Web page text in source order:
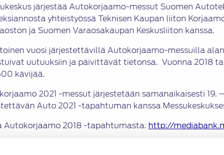
järjestää Autokorjaamo-messut Suomen
yhteistyössä Teknisen Kaupan liiton
ja Suomen Varaosakaupan Keskusliiton kanssa.
vuosi järjestettävillä Autokorjaamo-messuilla
uutuuksiin ja päivittävät tietonsa. Vuonna 2018
kävijää.
2021 -messut järjestetään samanaikaisesti 19. –
Auto 2021 -tapahtuman kanssa
Autokorjaamo 2018 -tapahtumasta: http://